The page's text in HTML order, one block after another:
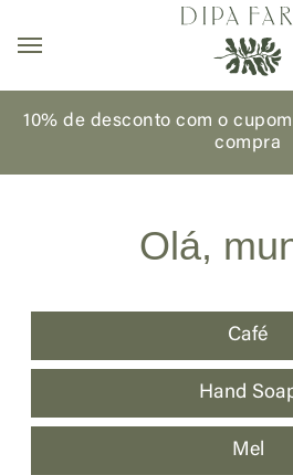
10% de desconto com o
compra
Olá,
Café
Hand
Mel